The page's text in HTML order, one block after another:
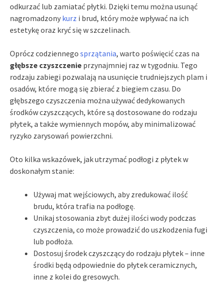
odkurzać lub zamiatać płytki. Dzięki temu można usunąć
nagromadzony kurz i brud, który może wpływać na ich
estetykę oraz kryć się w szczelinach.
Oprócz codziennego sprzątania, warto poświęcić czas na
głębsze czyszczenie przynajmniej raz w tygodniu. Tego
rodzaju zabiegi pozwalają na usunięcie trudniejszych plam i
osadów, które mogą się zbierać z biegiem czasu. Do
głębszego czyszczenia można używać dedykowanych
środków czyszczących, które są dostosowane do rodzaju
płytek, a także wymiennych mopów, aby minimalizować
ryzyko zarysowań powierzchni.
Oto kilka wskazówek, jak utrzymać podłogi z płytek w
doskonałym stanie:
Używaj mat wejściowych, aby zredukować ilość
brudu, która trafia na podłogę.
Unikaj stosowania zbyt dużej ilości wody podczas
czyszczenia, co może prowadzić do uszkodzenia fugi
lub podłoża.
Dostosuj środek czyszczący do rodzaju płytek – inne
środki będą odpowiednie do płytek ceramicznych,
inne z kolei do gresowych.